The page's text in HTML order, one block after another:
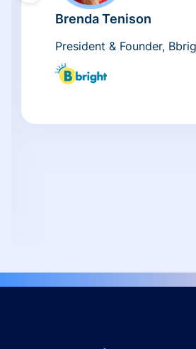
Brenda Tenison
President & Founder,